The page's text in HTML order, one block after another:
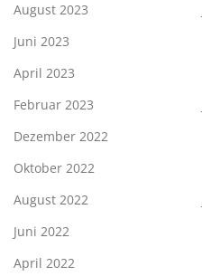
August 2023
Juni 2023
April 2023
Februar 2023
Dezember 2022
Oktober 2022
August 2022
Juni 2022
April 2022